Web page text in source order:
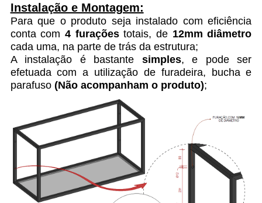
Instalação e Montagem:
Para que o produto seja instalado com eficiência
conta com 4 furaçõestotais, de 12mm diâmetro
cada uma, na parte de trás da estrutura;
A instalação é bastante simples, e pode ser
efetuada com a utilização de furadeira, bucha e
parafuso (Não acompanham o produto);